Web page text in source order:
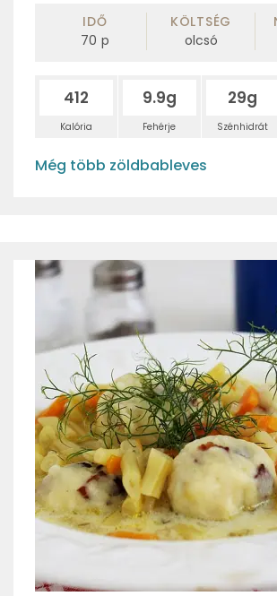
IDŐ
70 p
KÖLTSÉG
olcsó
412
Kalória
9.9g
Fehérje
29g
Szénhidrát
Még több zöldbableves